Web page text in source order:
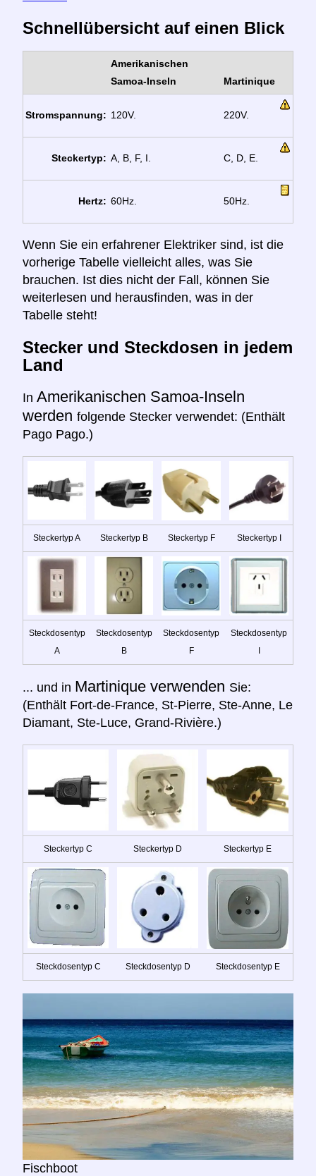
Schnellübersicht auf einen Blick
Amerikanischen
Samoa-Inseln
Martinique
Stromspannung: 120V. 220V.
Steckertyp: A, B, F, I. C, D, E.
Hertz: 60Hz. 50Hz.
Wenn Sie ein erfahrener Elektriker sind, ist die
vorherige Tabelle vielleicht alles, was Sie
brauchen. Ist dies nicht der Fall, können Sie
weiterlesen und herausfinden, was in der
Tabelle steht!
Stecker und Steckdosen in jedem
Land
In Amerikanischen Samoa-Inseln
werden folgende Stecker verwendet: (Enthält
Pago Pago.)
Steckertyp A Steckertyp B Steckertyp F Steckertyp I
Steckdosentyp
A
Steckdosentyp
B
Steckdosentyp
F
Steckdosentyp
I
... und in Martinique verwenden Sie:
(Enthält Fort-de-France, St-Pierre, Ste-Anne, Le
Diamant, Ste-Luce, Grand-Rivière.)
Steckertyp C Steckertyp D Steckertyp E
Steckdosentyp C Steckdosentyp D Steckdosentyp E
Fischboot